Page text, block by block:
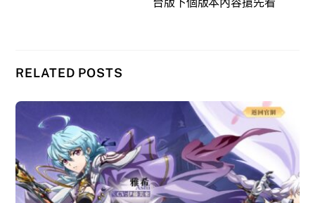
RELATED POSTS